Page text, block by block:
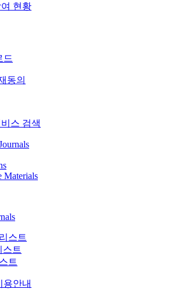
현황
드
동의
스 검색
Materials
스트
스트
트
용안내